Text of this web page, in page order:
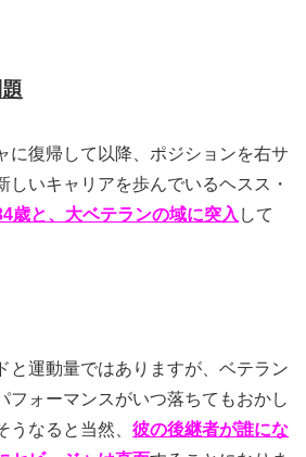
に復帰して以降、ポジションを右サ
しいキャリアを歩んでいるヘスス・
歳と、大ベテランの域に突入 して
と運動量ではありますが、ベテラン
フォーマンスがいつ落ちてもおかし
うなると当然、 彼の後継者が誰にな